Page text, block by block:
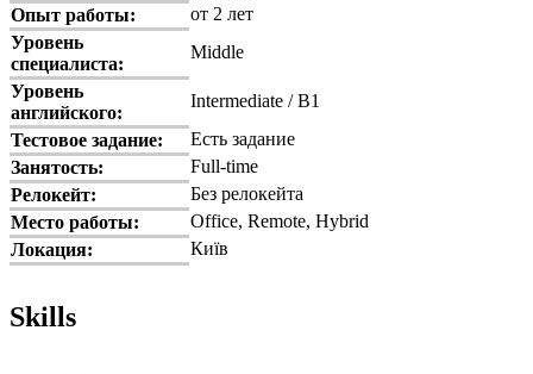
Опыт работы:
от 2 лет
Уровень
специалиста:
Middle
Уровень
английского:
Intermediate / B1
Тестовое задание:
Есть задание
Занятость:
Full-time
Релокейт:
Без релокейта
Место работы:
Office, Remote, Hybrid
Локация:
Київ
Skills